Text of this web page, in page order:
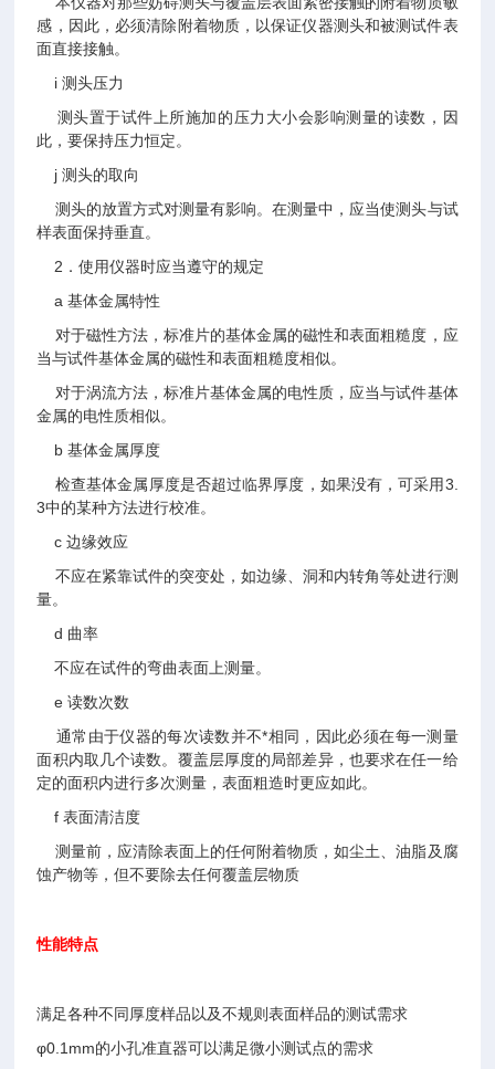
感，因此，必须清除附着物质，以保证仪器测头和被测试件表
面直接接触。
i 测头压力
测头置于试件上所施加的压力大小会影响测量的读数，因
此，要保持压力恒定。
j 测头的取向
测头的放置方式对测量有影响。在测量中，应当使测头与试
样表面保持垂直。
2．使用仪器时应当遵守的规定
a 基体金属特性
对于磁性方法，标准片的基体金属的磁性和表面粗糙度，应
当与试件基体金属的磁性和表面粗糙度相似。
对于涡流方法，标准片基体金属的电性质，应当与试件基体
金属的电性质相似。
b 基体金属厚度
检查基体金属厚度是否超过临界厚度，如果没有，可采用3.
3中的某种方法进行校准。
c 边缘效应
不应在紧靠试件的突变处，如边缘、洞和内转角等处进行测
量。
d 曲率
不应在试件的弯曲表面上测量。
e 读数次数
通常由于仪器的每次读数并不*相同，因此必须在每一测量
面积内取几个读数。覆盖层厚度的局部差异，也要求在任一给
定的面积内进行多次测量，表面粗造时更应如此。
f 表面清洁度
测量前，应清除表面上的任何附着物质，如尘土、油脂及腐
蚀产物等，但不要除去任何覆盖层物质
性能特点
满足各种不同厚度样品以及不规则表面样品的测试需求
φ0.1mm的小孔准直器可以满足微小测试点的需求